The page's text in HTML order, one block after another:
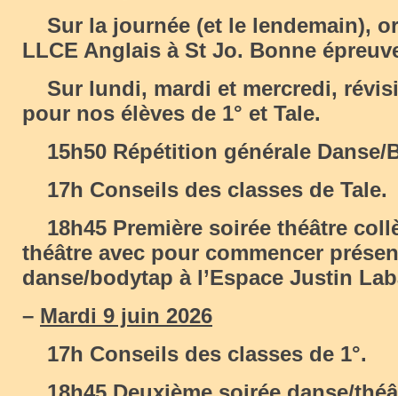
Sur la journée (et le lendemain),
LLCE Anglais à St Jo. Bonne
Sur lundi, mardi et mercredi,
pour nos élèves de 1° et Tale.
15h50 Répétition générale Danse/
17h Conseils des classes de Tale.
18h45 Première soirée théâtre
théâtre avec pour commencer
danse/bodytap à l’Espace Justin
– Mardi 9 juin 2026
17h Conseils des classes de 1°.